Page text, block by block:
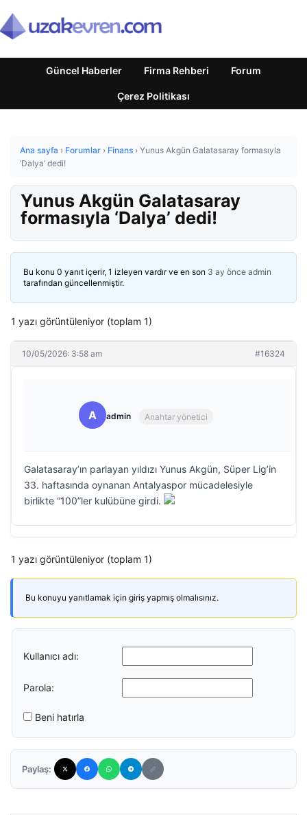
Güncel Haberler Firma Rehberi Forum
Çerez Politikası
Ana sayfa › Forumlar › Finans › Yunus Akgün Galatasaray formasıyla
‘Dalya’ dedi!
Yunus Akgün Galatasaray
formasıyla ‘Dalya’ dedi!
Bu konu 0 yanıt içerir, 1 izleyen vardır ve en son 3 ay önce admin
tarafından güncellenmiştir.
1 yazı görüntüleniyor (toplam 1)
10/05/2026: 3:58 am #16324
A admin Anahtar yönetici
Galatasaray’ın parlayan yıldızı Yunus Akgün, Süper Lig’in
33. haftasında oynanan Antalyaspor mücadelesiyle
birlikte “100”ler kulübüne girdi.
1 yazı görüntüleniyor (toplam 1)
Bu konuyu yanıtlamak için giriş yapmış olmalısınız.
Kullanıcı adı:
Parola:
Beni hatırla
Paylaş: